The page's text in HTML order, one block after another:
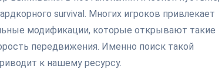
survival. Многих игроков привлекает
модификации, которые открывают такие
передвижения. Именно поиск такой
к нашему ресурсу.